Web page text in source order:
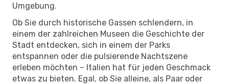
Umgebung.
Ob Sie durch historische Gassen schlendern, in
einem der zahlreichen Museen die Geschichte der
Stadt entdecken, sich in einem der Parks
entspannen oder die pulsierende Nachtszene
erleben möchten – Italien hat für jeden Geschmack
etwas zu bieten. Egal, ob Sie alleine, als Paar oder